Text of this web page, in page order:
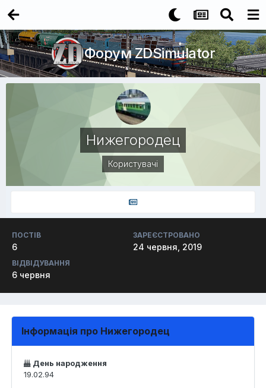
Форум ZDSimulator
Нижегородец
Користувачі
ПОСТІВ
6
ЗАРЕЄСТРОВАНО
24 червня, 2019
ВІДВІДУВАННЯ
6 червня
Інформація про Нижегородец
День народження
19.02.94